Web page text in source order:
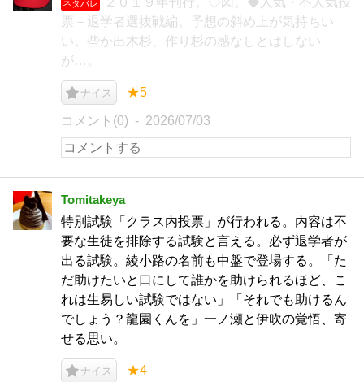
ネタバレ
票－退学者選抜戦編。予想の斜め上が気持ちい
い。些か出木杉、作り杉の感なしとはしない
が…。
ナイス ★5
コメント(0) 2026/07/03
Tomitakeya
特別試験「クラス内投票」が行われる。内容は不
要な生徒を排除する試験と言える。必ず退学者が
出る試験。綾小路の名前も中盤で登場する。「た
だ助けたいと口にして誰かを助けられるほど、こ
れは生易しい試験ではない」「それでも助けるん
でしょう？龍園くんを」一ノ瀬と伊吹の覚悟、寄
せる思い。
ナイス ★4